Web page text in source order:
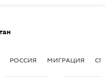
РОССИЯ МИГРАЦИЯ